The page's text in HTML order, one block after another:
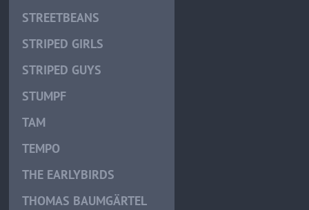
STREETBEANS
STRIPED GIRLS
STRIPED GUYS
STUMPF
TAM
TEMPO
THE EARLYBIRDS
THOMAS BAUMGÄRTEL